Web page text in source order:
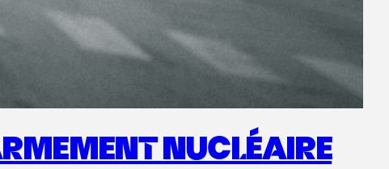
NUCLÉAIRE